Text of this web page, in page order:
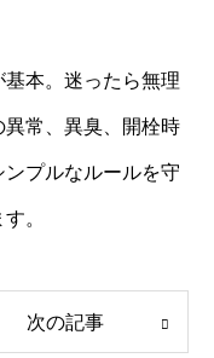
本。迷ったら無理
常、異臭、開栓時
プルなルールを守
。
次の記事